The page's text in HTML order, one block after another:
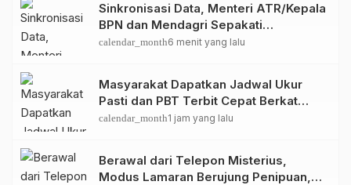
Sinkronisasi Data, Menteri ATR/Kepala
BPN dan Mendagri Sepakati
Pengintegrasian NIB dan NOP.
calendar_month6 menit yang lalu
Masyarakat Dapatkan Jadwal Ukur
Pasti dan PBT Terbit Cepat Berkat
Layanan Pengukuran Terjadwal
calendar_month1 jam yang lalu
Berawal dari Telepon Misterius,
Modus Lamaran Berujung Penipuan,